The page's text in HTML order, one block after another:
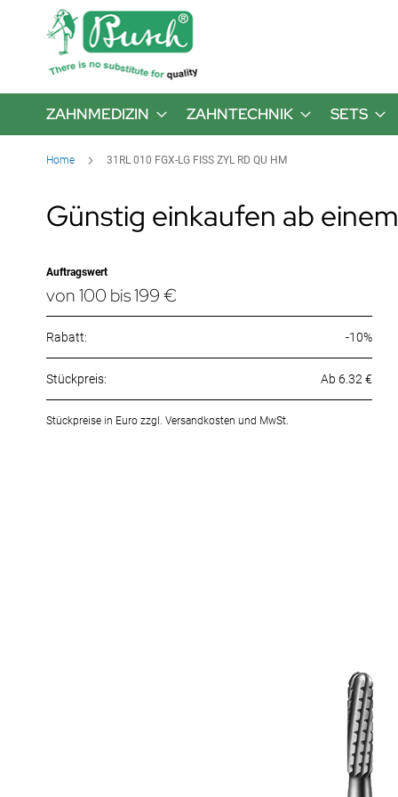
ZAHNMEDIZIN ZAHNTECHNIK SETS
Home 31RL 010 FGX-LG FISS ZYL RD QU HM
Günstig einkaufen ab
Auftragswert
von 100 bis 199 €
Rabatt: -10%
Ab 6.32 €
Stückpreise in Euro zzgl. Versandkosten und MwSt.